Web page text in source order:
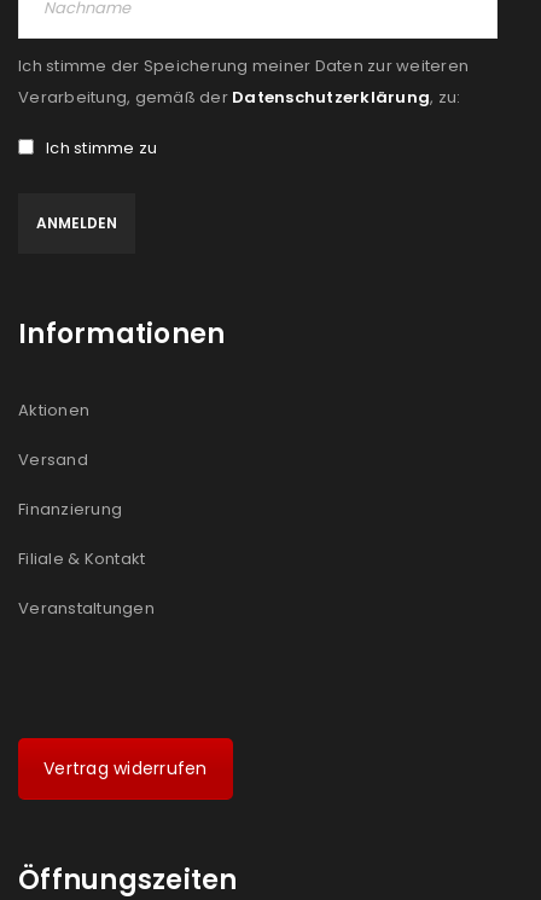
Ich stimme der Speicherung meiner Daten zur weiteren
Verarbeitung, gemäß der Datenschutzerklärung, zu:
Ich stimme zu
Informationen
Aktionen
Versand
Finanzierung
Filiale & Kontakt
Veranstaltungen
Vertrag widerrufen
Öffnungszeiten